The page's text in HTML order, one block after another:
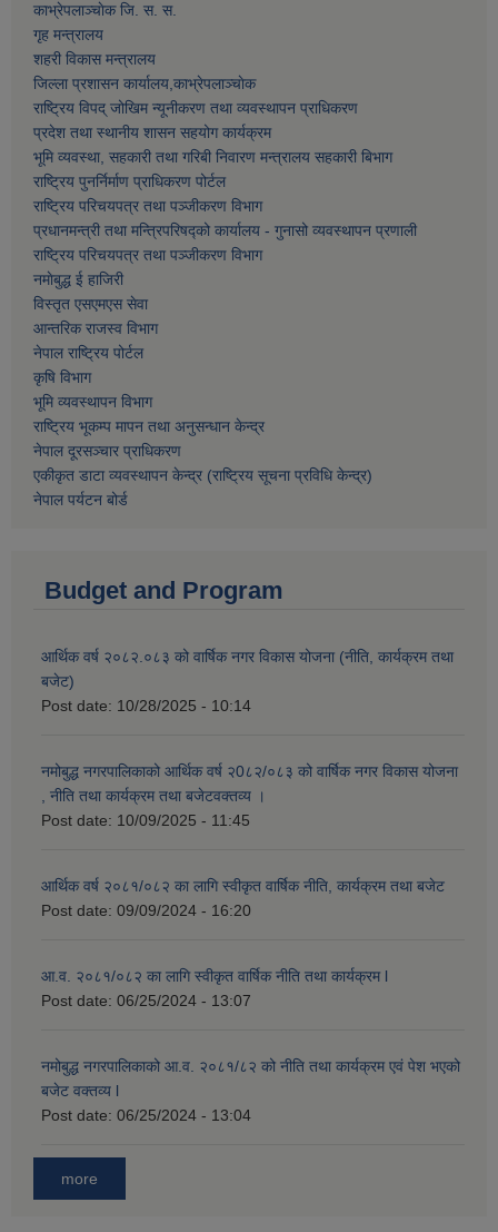
काभ्रेपलाञ्चाेक जि. स. स.
गृह मन्त्रालय
शहरी विकास मन्त्रालय
जिल्ला प्रशासन कार्यालय,काभ्रेपलाञ्चाेक
राष्ट्रिय विपद् जोखिम न्यूनीकरण तथा व्यवस्थापन प्राधिकरण
प्रदेश तथा स्थानीय शासन सहयोग कार्यक्रम
भूमि व्यवस्था, सहकारी तथा गरिबी निवारण मन्त्रालय सहकारी बिभाग
राष्ट्रिय पुनर्निर्माण प्राधिकरण पोर्टल
राष्ट्रिय परिचयपत्र तथा पञ्जीकरण विभाग
प्रधानमन्त्री तथा मन्त्रिपरिषद्को कार्यालय - गुनासो व्यवस्थापन प्रणाली
राष्ट्रिय परिचयपत्र तथा पञ्जीकरण विभाग
नमाेबुद्ध ई हाजिरी
विस्तृत एसएमएस सेवा
आन्तरिक राजस्व विभाग
नेपाल राष्ट्रिय पोर्टल
कृषि विभाग
भूमि व्यवस्थापन विभाग
राष्ट्रिय भूकम्प मापन तथा अनुसन्धान केन्द्र
नेपाल दूरसञ्चार प्राधिकरण
एकीकृत डाटा व्यवस्थापन केन्द्र (राष्ट्रिय सूचना प्रविधि केन्द्र)
नेपाल पर्यटन बोर्ड
Budget and Program
आर्थिक वर्ष २०८२.०८३ को वार्षिक नगर विकास योजना (नीति, कार्यक्रम तथा
बजेट)
Post date: 10/28/2025 - 10:14
नमोबुद्ध नगरपालिकाको आर्थिक वर्ष २0८२/०८३ को वार्षिक नगर विकास योजना
, नीति तथा कार्यक्रम तथा बजेटवक्तव्य ।
Post date: 10/09/2025 - 11:45
आर्थिक वर्ष २०८१/०८२ का लागि स्वीकृत वार्षिक नीति, कार्यक्रम तथा बजेट
Post date: 09/09/2024 - 16:20
आ.व. २०८१/०८२ का लागि स्वीकृत वार्षिक नीति तथा कार्यक्रम l
Post date: 06/25/2024 - 13:07
नमोबुद्ध नगरपालिकाको आ‍.व. २०८१/८२ को नीति तथा कार्यक्रम एवं पेश भएको
बजेट वक्तव्य l
Post date: 06/25/2024 - 13:04
more